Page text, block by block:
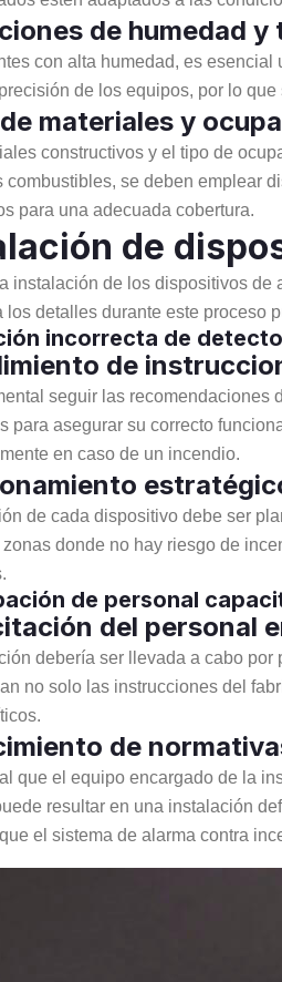
de humedad y
con alta humedad, es
de los equipos, por lo
materiales y
constructivos y el tipo de
combustibles, se deben emplear
para una adecuada cobertura.
de
instalación de los dispositivos
los detalles durante este proceso
incorrecta de
de
seguir las recomendaciones
para asegurar su correcto
en caso de un incendio.
de cada dispositivo debe ser
donde no hay riesgo de
de personal
del personal
debería ser llevada a cabo
no solo las instrucciones del
de
que el equipo encargado de la
resultar en una instalación
el sistema de alarma contra